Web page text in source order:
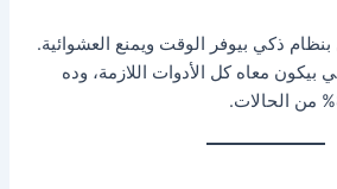
بنظام ذكي بيوفر الوقت ويمنع العشوائية.
بيكون معاه كل الأدوات اللازمة، وده